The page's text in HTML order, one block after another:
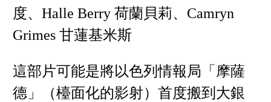
度、Halle Berry 荷蘭貝莉、Camryn
Grimes 甘蓮基米斯
這部片可能是將以色列情報局「摩薩
德」（檯面化的影射）首度搬到大銀